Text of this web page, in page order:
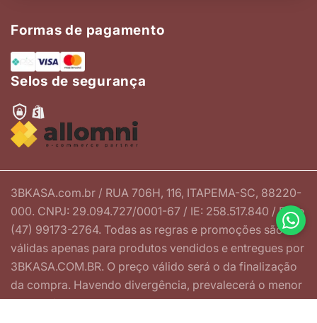
Formas de pagamento
Selos de segurança
3BKASA.com.br / RUA 706H, 116, ITAPEMA-SC, 88220-
000. CNPJ: 29.094.727/0001-67 / IE: 258.517.840 / Fone
(47) 99173-2764. Todas as regras e promoções são
válidas apenas para produtos vendidos e entregues por
3BKASA.COM.BR. O preço válido será o da finalização
da compra. Havendo divergência, prevalecerá o menor
preço ofertado.